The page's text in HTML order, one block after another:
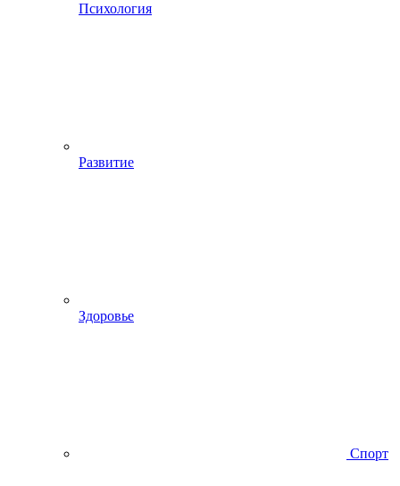
Психология
Развитие
Здоровье
Спорт